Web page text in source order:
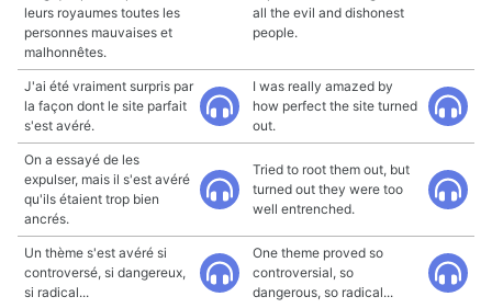
leurs royaumes toutes les
personnes mauvaises et
malhonnêtes.
all the evil and dishonest
people.
J'ai été vraiment surpris par
la façon dont le site parfait
s'est avéré.
I was really amazed by
how perfect the site turned
out.
On a essayé de les
expulser, mais il s'est avéré
qu'ils étaient trop bien
ancrés.
Tried to root them out, but
turned out they were too
well entrenched.
Un thème s'est avéré si
controversé, si dangereux,
si radical...
One theme proved so
controversial, so
dangerous, so radical...